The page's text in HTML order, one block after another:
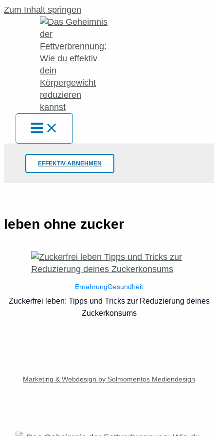
Zum Inhalt springen
EFFEKTIV ABNEHMEN
leben ohne zucker
ErnährungGesundheit
Zuckerfrei leben: Tipps und Tricks zur Reduzierung deines
Zuckerkonsums
Marketing & Webdesign by Solmomentos Mediendesign